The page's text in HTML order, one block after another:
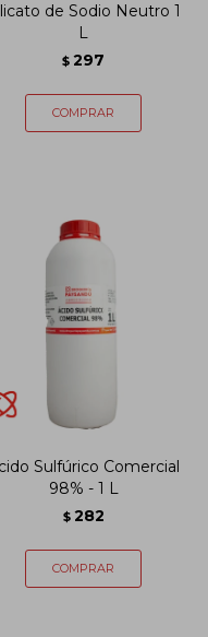
de Sodio Neutro 1
L
$ 297
Sulfúrico Comercial
98% - 1 L
$ 282